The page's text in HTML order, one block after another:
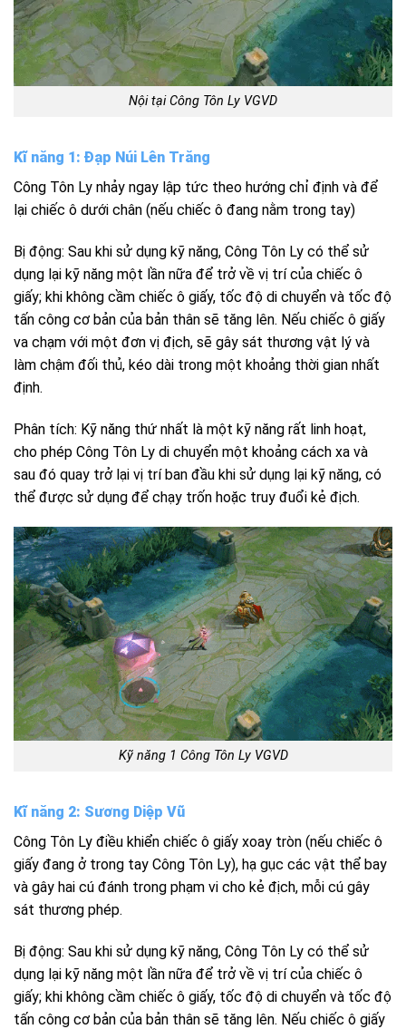
Nội tại Công Tôn Ly VGVD
Kĩ năng 1: Đạp Núi Lên Trăng
Công Tôn Ly nhảy ngay lập tức theo hướng chỉ định và để
lại chiếc ô dưới chân (nếu chiếc ô đang nằm trong tay)
Bị động: Sau khi sử dụng kỹ năng, Công Tôn Ly có thể sử
dụng lại kỹ năng một lần nữa để trở về vị trí của chiếc ô
giấy; khi không cầm chiếc ô giấy, tốc độ di chuyển và tốc độ
tấn công cơ bản của bản thân sẽ tăng lên. Nếu chiếc ô giấy
va chạm với một đơn vị địch, sẽ gây sát thương vật lý và
làm chậm đối thủ, kéo dài trong một khoảng thời gian nhất
định.
Phân tích: Kỹ năng thứ nhất là một kỹ năng rất linh hoạt,
cho phép Công Tôn Ly di chuyển một khoảng cách xa và
sau đó quay trở lại vị trí ban đầu khi sử dụng lại kỹ năng, có
thể được sử dụng để chạy trốn hoặc truy đuổi kẻ địch.
Kỹ năng 1 Công Tôn Ly VGVD
Kĩ năng 2: Sương Diệp Vũ
Công Tôn Ly điều khiển chiếc ô giấy xoay tròn (nếu chiếc ô
giấy đang ở trong tay Công Tôn Ly), hạ gục các vật thể bay
và gây hai cú đánh trong phạm vi cho kẻ địch, mỗi cú gây
sát thương phép.
Bị động: Sau khi sử dụng kỹ năng, Công Tôn Ly có thể sử
dụng lại kỹ năng một lần nữa để trở về vị trí của chiếc ô
giấy; khi không cầm chiếc ô giấy, tốc độ di chuyển và tốc độ
tấn công cơ bản của bản thân sẽ tăng lên. Nếu chiếc ô giấy